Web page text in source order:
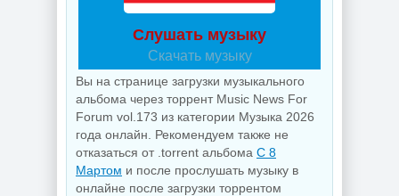
Слушать музыку
Скачать музыку
Вы на странице загрузки музыкального
альбома через торрент Music News For
Forum vol.173 из категории Музыка 2026
года онлайн. Рекомендуем также не
отказаться от .torrent альбома С 8
Мартом и после прослушать музыку в
онлайне после загрузки торрентом